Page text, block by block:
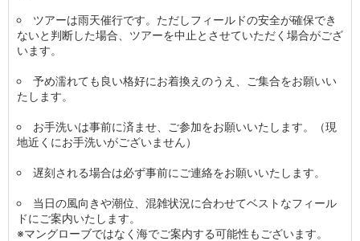
ツアーは雨天催行です。ただしフィールドの安全が確保でき
ないと判断した場合、ツアーを中止とさせていただく場合がござ
います。
予め濡れても良い格好にお着換えのうえ、ご集合をお願いい
たします。
お手洗いは事前に済ませ、ご参加をお願いいたします。（現
地近くにお手洗いがございません）
遅刻される場合は必ず事前にご連絡をお願いいたします。
当日の風向きや潮位、混雑状況に合わせてベストなフィール
ドにご案内いたします。
※マングローブではなく海でご案内する可能性もございます。